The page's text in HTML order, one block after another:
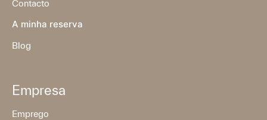
Contacto
A minha reserva
Blog
Empresa
Emprego